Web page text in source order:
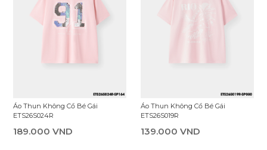
Áo Thun Không Cổ Bé Gái
ETS26S024R
189.000 VND
Áo Thun Không Cổ Bé Gái
ETS26S019R
139.000 VND